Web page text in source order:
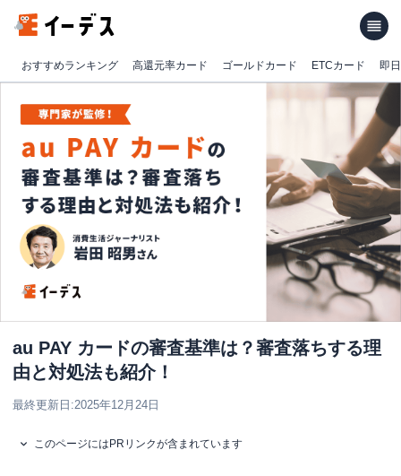
おすすめランキング 高還元率カード ゴールドカード ETCカード 即
au PAY カードの審査基準は？審査落ちする理
由と対処法も紹介！
最終更新日:2025年12月24日
このページにはPRリンクが含まれています